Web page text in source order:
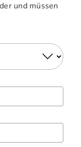
und müssen